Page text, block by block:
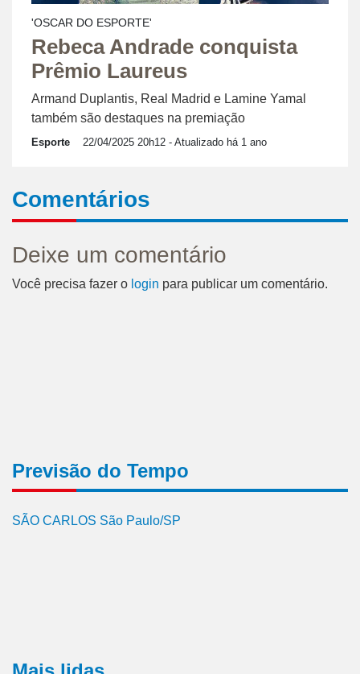
'OSCAR DO ESPORTE'
Rebeca Andrade conquista
Prêmio Laureus
Armand Duplantis, Real Madrid e Lamine Yamal
também são destaques na premiação
Esporte 22/04/2025 20h12 - Atualizado há 1 ano
Comentários
Deixe um comentário
Você precisa fazer o login para publicar um comentário.
Previsão do Tempo
SÃO CARLOS São Paulo/SP